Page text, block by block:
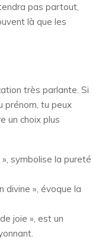
pas partout,
là que les
très parlante. Si
prénom, tu peux
un choix plus
», symbolise la pureté
divine », évoque la
joie », est un